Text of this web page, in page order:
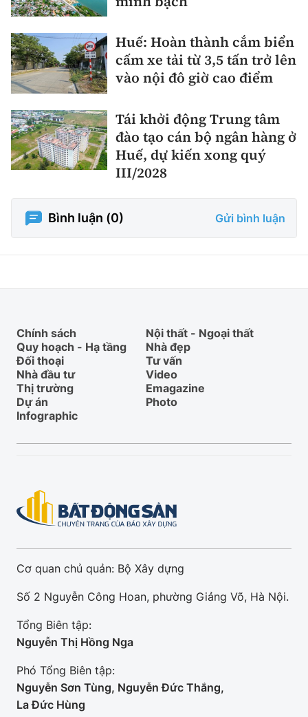
Huế: Hoàn thành cắm biển
cấm xe tải từ 3,5 tấn trở lên
vào nội đô giờ cao điểm
Tái khởi động Trung tâm
đào tạo cán bộ ngân hàng ở
Huế, dự kiến xong quý
III/2028
Bình luận (0) Gửi bình luận
Chính sách
Nội thất - Ngoại thất
Quy hoạch - Hạ tầng
Nhà đẹp
Đối thoại
Tư vấn
Nhà đầu tư
Video
Thị trường
Emagazine
Dự án
Photo
Infographic
Cơ quan chủ quản: Bộ Xây dựng
Số 2 Nguyễn Công Hoan, phường Giảng Võ, Hà Nội.
Tổng Biên tập:
Nguyễn Thị Hồng Nga
Phó Tổng Biên tập:
Nguyễn Sơn Tùng, Nguyễn Đức Thắng,
La Đức Hùng